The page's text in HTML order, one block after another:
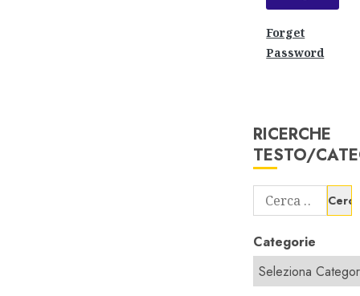
Forget
Password
RICERCHE
TESTO/
Ricerca
per:
Categorie